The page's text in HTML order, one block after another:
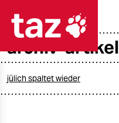
archiv-artikel
jülich spaltet wieder